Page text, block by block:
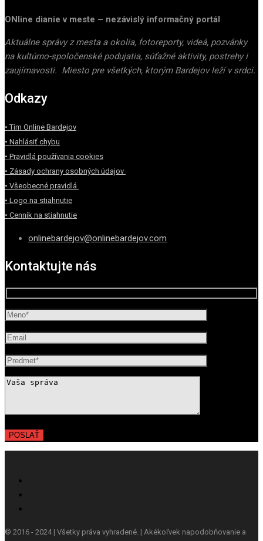
ONline dianie v meste – nezávislý informačný portál
Aktuálne správy z mesta a okolia, fotoreporty, videá, pozvánky
na kultúrno-spoločenské podujatia, súťažné aktivity, postrehy i
zaujímavosti. Miesto pre všetkých, ktorým Bardejov leží v srdci.
Odkazy
• Tím Online Bardejov
• Nahlásiť chybu
• Pravidlá používania cookies
• Zásady ochrany osobných údajov
• Všeobecné pravidlá
• Logo na stiahnutie
• Cenník na stiahnutie
onlinebardejov@onlinebardejov.com
Kontaktujte nás
© 2016 - 2024 | Všetky práva vyhradené. | Akékoľvek napodobňovanie a